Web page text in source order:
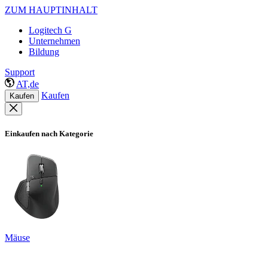
ZUM HAUPTINHALT
Logitech G
Unternehmen
Bildung
Support
AT,de
Kaufen Kaufen
Einkaufen nach Kategorie
Mäuse